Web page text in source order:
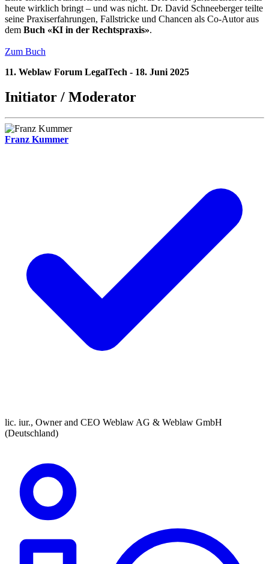
heute wirklich bringt – und was nicht. Dr. David Schneeberger teilte
seine Praxiserfahrungen, Fallstricke und Chancen als Co-Autor aus
dem Buch «KI in der Rechtspraxis».
Zum Buch
11. Weblaw Forum LegalTech - 18. Juni 2025
Initiator / Moderator
Franz Kummer
lic. iur., Owner and CEO Weblaw AG & Weblaw GmbH
(Deutschland)